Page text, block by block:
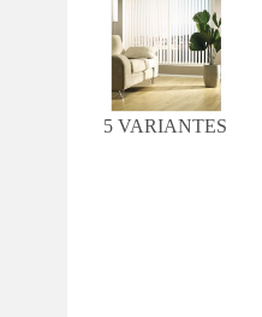
5 VARIANTES